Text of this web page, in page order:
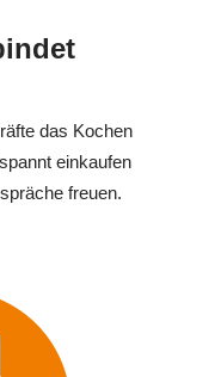
das Kochen
einkaufen
freuen.